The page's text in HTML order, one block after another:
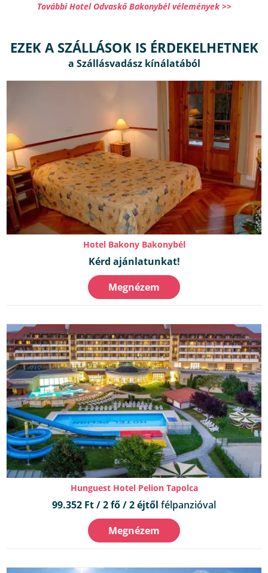
További Hotel Odvaskő Bakonybél vélemények >>
EZEK A SZÁLLÁSOK IS ÉRDEKELHETNEK
Hotel Bakony Bakonybél
Kérd ajánlatunkat!
Megnézem
Hunguest Hotel Pelion Tapolca
99.352 Ft / 2 fő / 2 éjtől félpanzióval
Megnézem